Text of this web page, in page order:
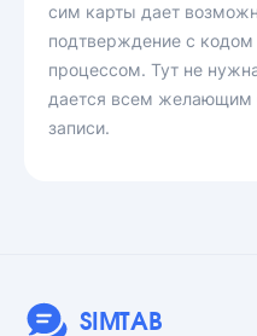
сим карты дает
подтверждение с
процессом. Тут не
дается всем желающим
записи.
SIMTAB